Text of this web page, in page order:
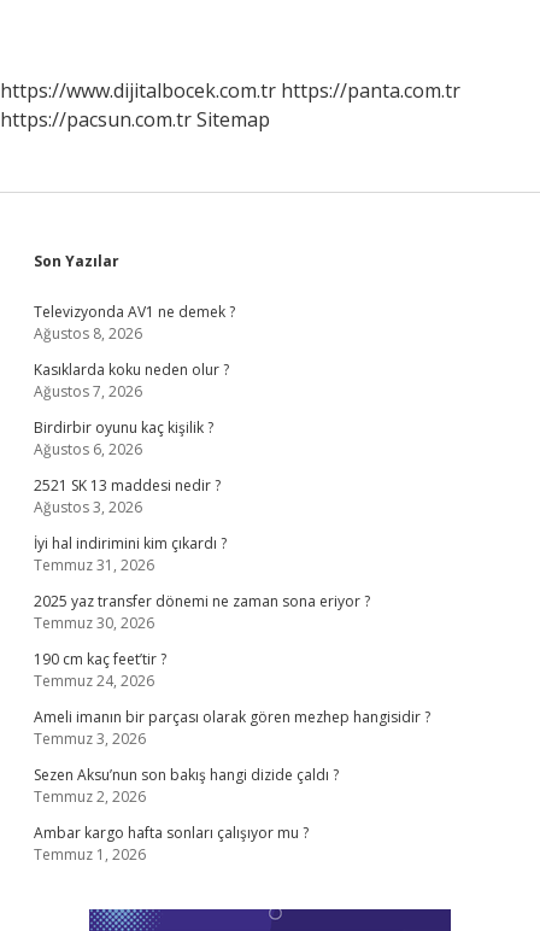
https://www.dijitalbocek.com.tr https://panta.com.tr
https://pacsun.com.trSitemap
Sidebar
Son Yazılar
Televizyonda AV1 ne demek ?
Ağustos 8, 2026
Kasıklarda koku neden olur ?
Ağustos 7, 2026
Birdirbir oyunu kaç kişilik ?
Ağustos 6, 2026
2521 SK 13 maddesi nedir ?
Ağustos 3, 2026
İyi hal indirimini kim çıkardı ?
Temmuz 31, 2026
2025 yaz transfer dönemi ne zaman sona eriyor ?
Temmuz 30, 2026
190 cm kaç feet’tir ?
Temmuz 24, 2026
Ameli imanın bir parçası olarak gören mezhep hangisidir ?
Temmuz 3, 2026
Sezen Aksu’nun son bakış hangi dizide çaldı ?
Temmuz 2, 2026
Ambar kargo hafta sonları çalışıyor mu ?
Temmuz 1, 2026